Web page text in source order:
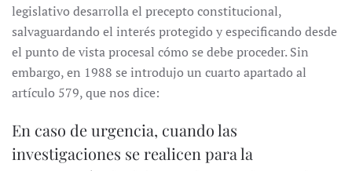
legislativo desarrolla el precepto constitucional,
salvaguardando el interés protegido y especificando desde
el punto de vista procesal cómo se debe proceder. Sin
embargo, en 1988 se introdujo un cuarto apartado al
artículo 579, que nos dice:
En caso de urgencia, cuando las
investigaciones se realicen para la